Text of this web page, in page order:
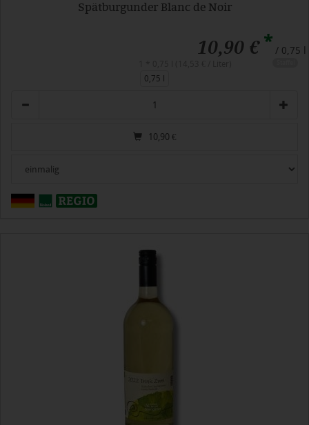
Spätburgunder Blanc de Noir
10,90 €* / 0,75 l
0,75 l
10,90 €